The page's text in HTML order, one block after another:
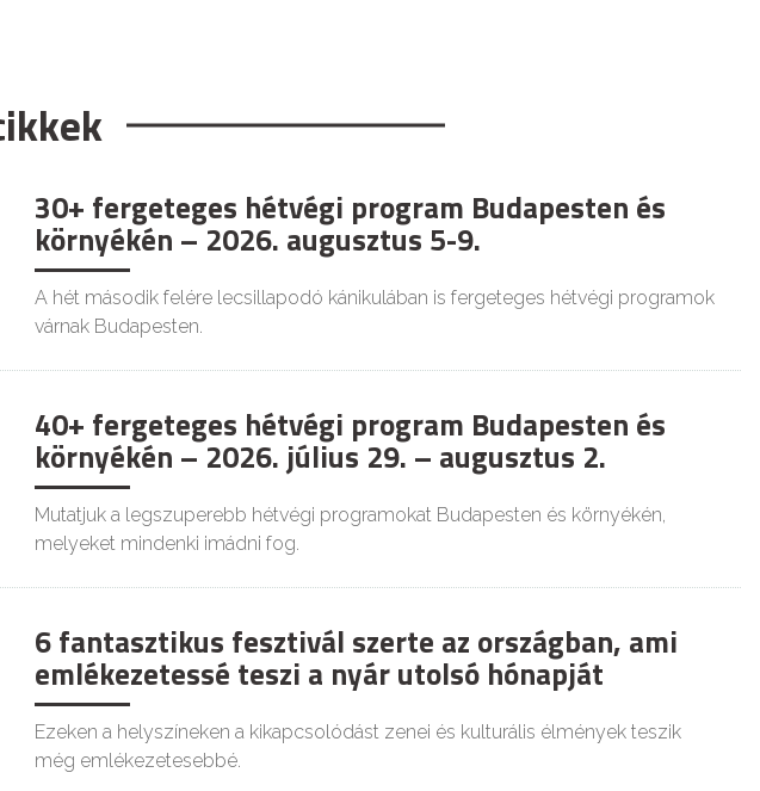
30+ fergeteges hétvégi program Budapesten és
környékén – 2026. augusztus 5-9.
A hét második felére lecsillapodó kánikulában is fergeteges hétvégi programok
várnak Budapesten.
40+ fergeteges hétvégi program Budapesten és
környékén – 2026. július 29. – augusztus 2.
Mutatjuk a legszuperebb hétvégi programokat Budapesten és környékén,
melyeket mindenki imádni fog.
6 fantasztikus fesztivál szerte az országban, ami
emlékezetessé teszi a nyár utolsó hónapját
Ezeken a helyszíneken a kikapcsolódást zenei és kulturális élmények teszik
még emlékezetesebbé.